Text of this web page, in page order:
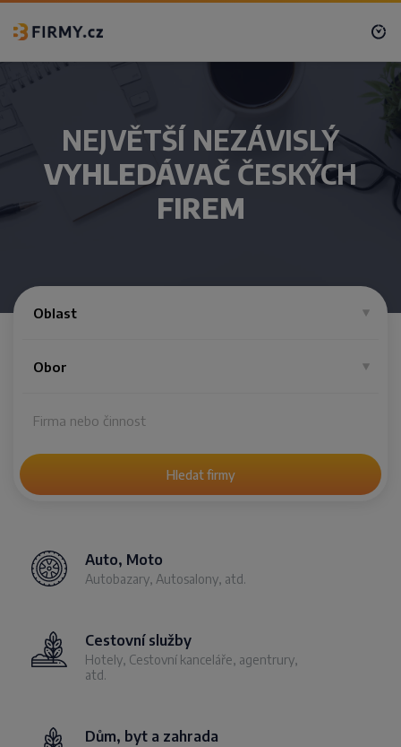
NEJVĚTŠÍ NEZÁVISLÝ
VYHLEDÁVAČ ČESKÝCH
FIREM
Oblast
Obor
Hledat firmy
Auto, Moto
Autobazary, Autosalony, atd.
Cestovní služby
Hotely, Cestovní kanceláře, agentrury,
atd.
Dům, byt a zahrada